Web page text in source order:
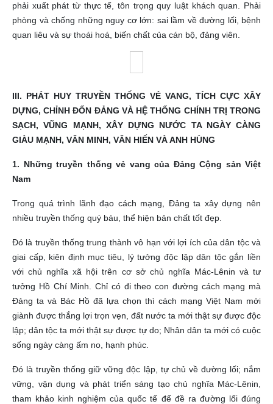
phải xuất phát từ thực tế, tôn trọng quy luật khách quan. Phải
phòng và chống những nguy cơ lớn: sai lầm về đường lối, bệnh
quan liêu và sự thoái hoá, biến chất của cán bộ, đảng viên.
III. PHÁT HUY TRUYỀN THỐNG VẺ VANG, TÍCH CỰC XÂY
DỰNG, CHỈNH ĐỐN ĐẢNG VÀ HỆ THỐNG CHÍNH TRỊ TRONG
SẠCH, VŨNG MẠNH, XÂY DỰNG NƯỚC TA NGÀY CÀNG
GIÀU MẠNH, VĂN MINH, VĂN HIẾN VÀ ANH HÙNG
1. Những truyền thống vẻ vang của Đảng Cộng sản Việt
Nam
Trong quá trình lãnh đạo cách mạng, Đảng ta xây dựng nên
nhiều truyền thống quý báu, thể hiện bản chất tốt đẹp.
Đó là truyền thống trung thành vô hạn với lợi ích của dân tộc và
giai cấp, kiên định mục tiêu, lý tưởng độc lập dân tộc gắn liền
với chủ nghĩa xã hội trên cơ sở chủ nghĩa Mác-Lênin và tư
tưởng Hồ Chí Minh. Chỉ có đi theo con đường cách mạng mà
Đảng ta và Bác Hồ đã lựa chọn thì cách mạng Việt Nam mới
giành được thắng lợi trọn vẹn, đất nước ta mới thật sự được độc
lập; dân tộc ta mới thật sự được tự do; Nhân dân ta mới có cuộc
sống ngày càng ấm no, hạnh phúc.
Đó là truyền thống giữ vững độc lập, tự chủ về đường lối; nắm
vững, vận dụng và phát triển sáng tạo chủ nghĩa Mác-Lênin,
tham khảo kinh nghiệm của quốc tế để đề ra đường lối đúng